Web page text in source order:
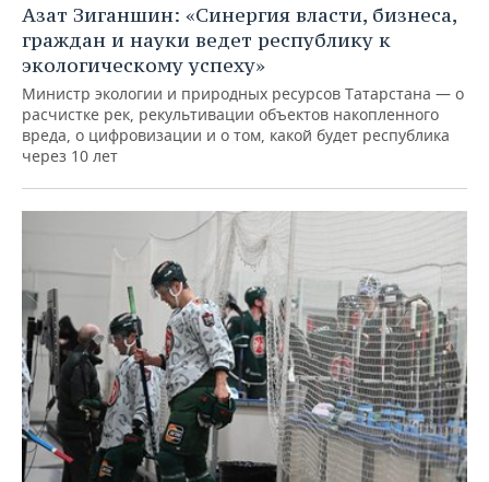
Азат Зиганшин: «Синергия власти, бизнеса,
граждан и науки ведет республику к
экологическому успеху»
Министр экологии и природных ресурсов Татарстана — о
расчистке рек, рекультивации объектов накопленного
вреда, о цифровизации и о том, какой будет республика
через 10 лет